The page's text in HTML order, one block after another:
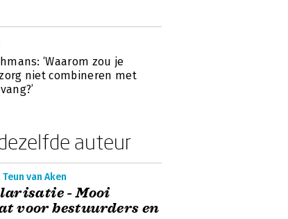
‘Waarom zou je
niet combineren met
auteur
van Aken
- Mooi
voor bestuurders en